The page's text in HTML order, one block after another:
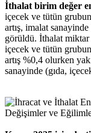
İthalat birim değer
içecek ve tütün
artış, imalat
görüldü. İthalat miktar
içecek ve tütün
artış %0,4 olurken
sanayinde (gıda,